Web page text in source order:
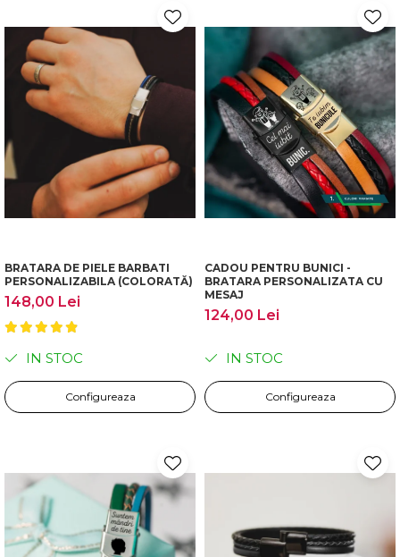
BRATARA DE PIELE BARBATI
PERSONALIZABILA (COLORATĂ)
148,00 Lei
IN STOC
Configureaza
CADOU PENTRU BUNICI -
BRATARA PERSONALIZATA CU
MESAJ
124,00 Lei
IN STOC
Configureaza